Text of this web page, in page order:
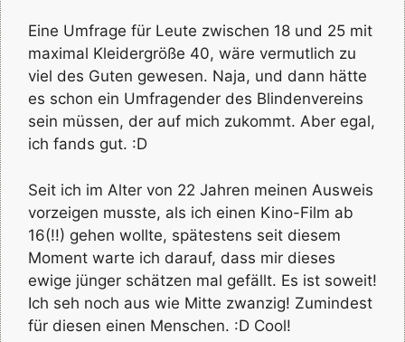
Eine Umfrage für Leute zwischen 18 und 25 mit
maximal Kleidergröße 40, wäre vermutlich zu
viel des Guten gewesen. Naja, und dann hätte
es schon ein Umfragender des Blindenvereins
sein müssen, der auf mich zukommt. Aber egal,
ich fands gut. :D
Seit ich im Alter von 22 Jahren meinen Ausweis
vorzeigen musste, als ich einen Kino-Film ab
16(!!) gehen wollte, spätestens seit diesem
Moment warte ich darauf, dass mir dieses
ewige jünger schätzen mal gefällt. Es ist soweit!
Ich seh noch aus wie Mitte zwanzig! Zumindest
für diesen einen Menschen. :D Cool!